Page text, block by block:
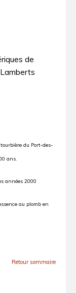
du Port-des-
ans.
années 2000
au plomb en
Retour sommaire